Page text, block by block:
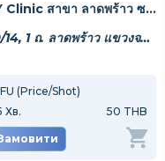
กน
150 THB
120
BIY Clinic สาขา ลาดพร้าว ซอย 1 ( Ladprao Soi 1 Branch )
189/14, 1 ถ. ลาดพร้าว แขวงจอมพล เขตจตุจักร กรุงเทพมหานคร 10900, Thailand
(Price/Shot)
Хв. 50 THB